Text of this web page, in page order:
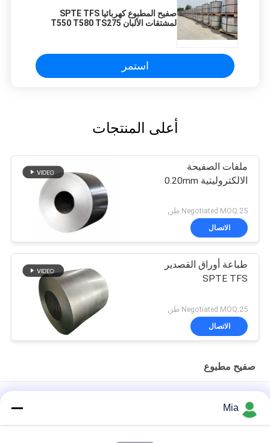
صفيح المطبوع كهربائيا SPTE TFS
لمشتقات الألبان T550 T580 TS275
استمر
أعلى المنتجات
ملفات الصفيحة
الالكتروليتية 0.20mm
Negotiated MOQ:25 طن
الاتصال
طباعة أوراق القصدير
SPTE TFS
Negotiated MOQ:25 طن
الاتصال
صفيح مطبوع
صفيحة وملفوفة من الصين الالكتروليتية لتغليف الأغذية مع مقاومة
Mia